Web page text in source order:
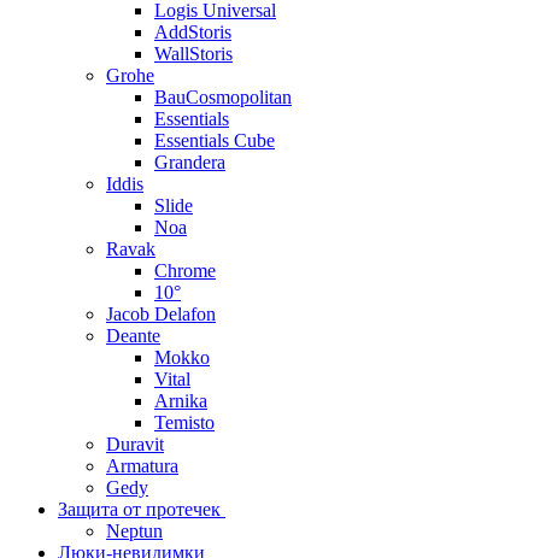
Logis Universal
AddStoris
WallStoris
Grohe
BauCosmopolitan
Essentials
Essentials Cube
Grandera
Iddis
Slide
Noa
Ravak
Chrome
10°
Jacob Delafon
Deante
Mokko
Vital
Arnika
Temisto
Duravit
Armatura
Gedy
Защита от протечек
Neptun
Люки-невидимки